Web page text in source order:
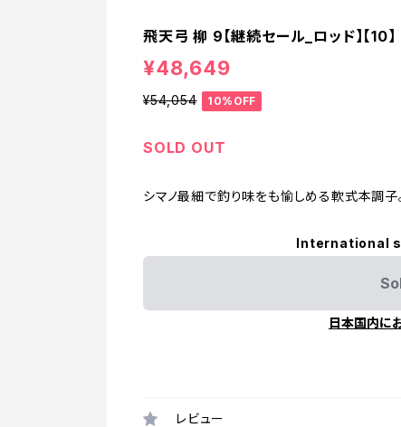
飛天弓 柳 9【継続セール_ロッド】【10】
¥48,649
¥54,054 10%OFF
SOLD OUT
シマノ最細で釣り味をも愉しめる軟式本調子
International
日本国内に
レビュー